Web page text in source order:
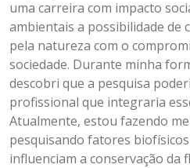
uma carreira com impacto
ambientais a possibilidade de
pela natureza com o
sociedade. Durante minha
descobri que a pesquisa
profissional que integraria
Atualmente, estou fazendo
pesquisando fatores
influenciam a conservação da